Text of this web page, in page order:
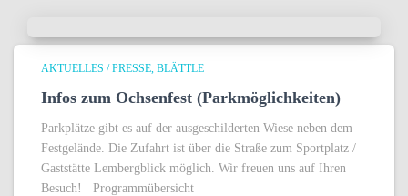
AKTUELLES / PRESSE BLÄTTLE
Infos zum Ochsenfest (Parkmöglichkeiten)
Parkplätze gibt es auf der ausgeschilderten Wiese neben dem
Festgelände. Die Zufahrt ist über die Straße zum Sportplatz /
Gaststätte Lembergblick möglich. Wir freuen uns auf Ihren
Besuch! Programmübersicht